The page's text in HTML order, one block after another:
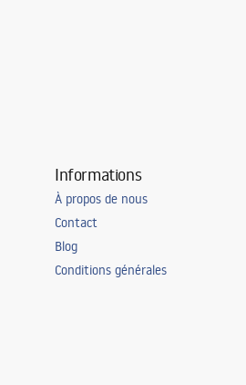
Informations
À propos de nous
Contact
Blog
Conditions générales